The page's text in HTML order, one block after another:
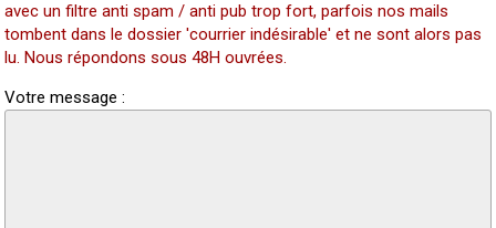
avec un filtre anti spam / anti pub trop fort, parfois nos mails
tombent dans le dossier 'courrier indésirable' et ne sont alors pas
lu. Nous répondons sous 48H ouvrées.
Votre message :